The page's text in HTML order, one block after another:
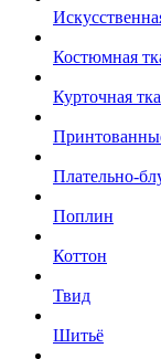
Костюмная
Курточная
Плательно-
Поплин
Коттон
Твид
Шитьё